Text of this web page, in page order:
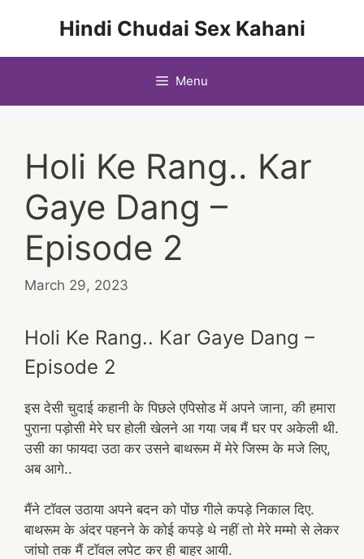
Hindi Chudai Sex Kahani
Menu
Holi Ke Rang.. Kar
Gaye Dang –
Episode 2
March 29, 2023
Holi Ke Rang.. Kar Gaye Dang –
Episode 2
इस देसी चुदाई कहानी के पिछले एपिसोड में अपने जाना, की हमारा
पुराना पड़ोसी मेरे घर होली खेलने आ गया जब मैं घर पर अकेली थी.
उसी का फायदा उठा कर उसने बाथरूम में मेरे जिस्म के मजे लिए,
अब आगे..
मैंने टॉवल उठाया अपने बदन को पोंछ गीले कपड़े निकाल दिए.
बाथरूम के अंदर पहनने के कोई कपड़े थे नहीं तो मेरे मम्मो से लेकर
जांघो तक मैं टॉवल लपेट कर ही बाहर आयी.